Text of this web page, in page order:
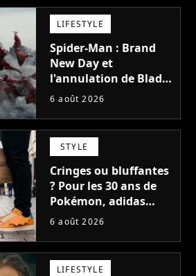
LIFESTYLE
Spider-Man : Brand
New Day et
l'annulation de Blade
montrent que Marvel
faire quoi que ce soit
de simple
6 août 2026
STYLE
Cringes ou bluffantes
? Pour les 30 ans de
Pokémon, adidas
dévoile une énorme
et je ne sais pas quoi
en penser
6 août 2026
LIFESTYLE